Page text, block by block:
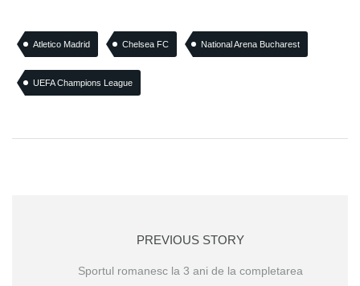
Atletico Madrid Chelsea FC National Arena Bucharest
UEFA Champions League
PREVIOUS STORY
Sportul romanesc la 3 ani de la completarea